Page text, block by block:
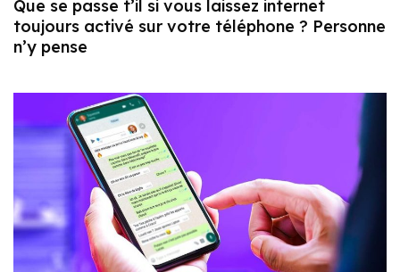
Que se passe t’il si vous laissez internet
toujours activé sur votre téléphone ? Personne
n’y pense